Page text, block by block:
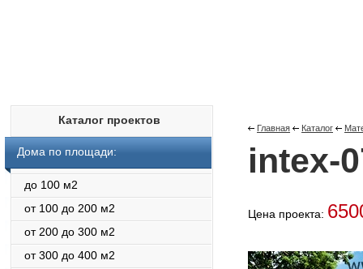
Каталог проектов
Дома по площади:
до 100 м2
от 100 до 200 м2
от 200 до 300 м2
от 300 до 400 м2
Главная Каталог
intex-
Цена проекта: